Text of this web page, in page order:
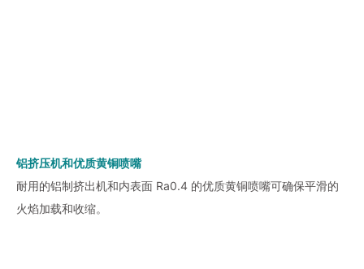
铝挤压机和优质黄铜喷嘴
耐用的铝制挤出机和内表面 Ra0.4 的优质黄铜喷嘴可确保平滑的
火焰加载和收缩。